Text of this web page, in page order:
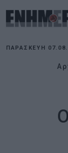
ΠΑΡΑΣΚΕΥΉ